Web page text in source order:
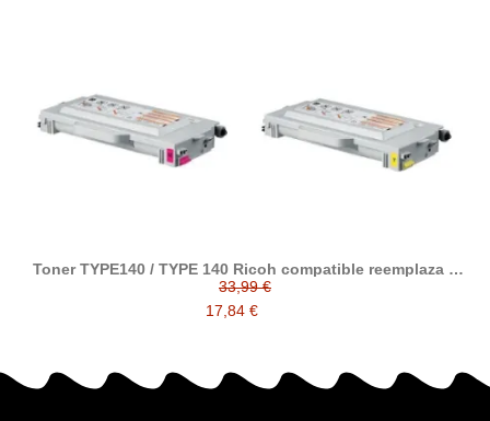
Toner TYPE140 / TYPE 140 Ricoh compatible reemplaza a
402097 / 402098 / 402099 / 402100
33,99 €
17,84 €